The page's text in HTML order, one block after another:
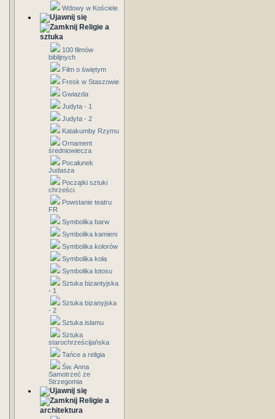
Wdowy w Kościele
Religie a
sztuka
100 filmów
biblijnych
Film o świętym
Fresk w Staszowie
Gwiazda
Judyta - 1
Judyta - 2
Katakumby Rzymu
Ornament
średniowiecza
Pocałunek
Judasza
Początki sztuki
chrześci.
Powstanie teatru
FR
Symbolika barw
Symbolika kamieni
Symbolika kolorów
Symbolika koła
Symbolika lotosu
Sztuka bizantyjska
- 1
Sztuka bizanyjska
- 2
Sztuka islamu
Sztuka
starochrześcijańska
Tańce a religia
Św. Anna
Samotrzeć ze
Strzegomia
Religie a
architektura